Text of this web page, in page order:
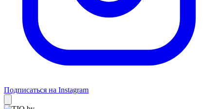
Подписаться на Instagram